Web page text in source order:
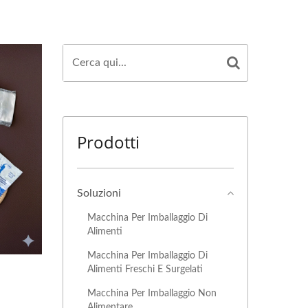
Prodotti
Soluzioni
Macchina Per Imballaggio Di
Alimenti
Macchina Per Imballaggio Di
Alimenti Freschi E Surgelati
Macchina Per Imballaggio Non